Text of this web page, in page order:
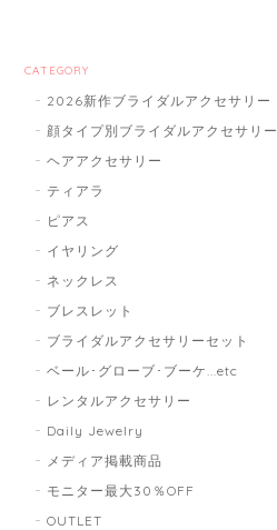
CATEGORY
2026新作ブライダルアクセサリー
顔タイプ別ブライダルアクセサリー
ヘアアクセサリー
ティアラ
ピアス
イヤリング
ネックレス
ブレスレット
ブライダルアクセサリーセット
ベール･グローブ･ブーケ...etc
レンタルアクセサリー
Daily Jewelry
メディア掲載商品
モニター最大30％OFF
OUTLET